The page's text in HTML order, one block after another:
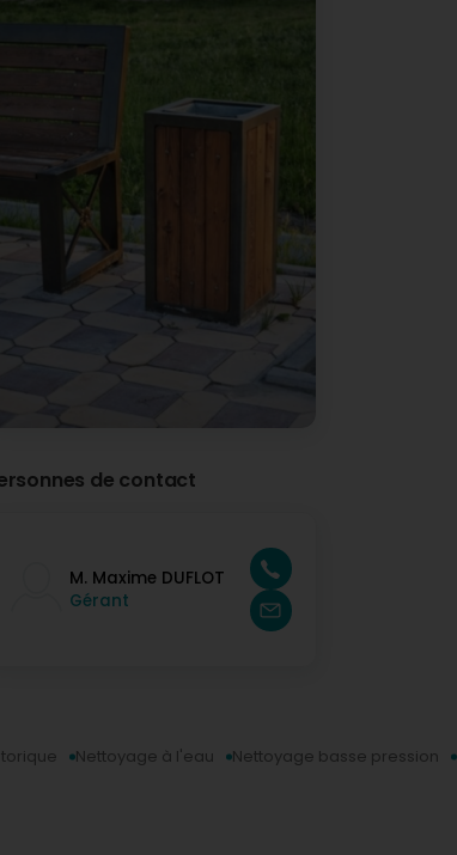
de contact
M. Maxime DUFLOT
Gérant
Nettoyage à l'eau Nettoyage basse pression